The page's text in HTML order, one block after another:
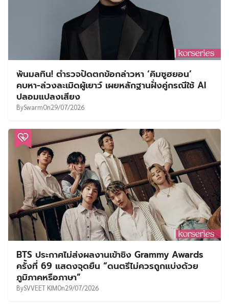
พ้นมลทิน! ตำรวจปัดตกข้อกล่าวหา ‘คิมซูฮยอน’
คบหา-ล่วงละเมิดผู้เยาว์ เผยหลักฐานฝั่งคู่กรณีใช้ AI
ปลอมแปลงเสียง
BySwarmOn29/07/2026
BTS ประกาศไม่ส่งผลงานเข้าชิง Grammy Awards
ครั้งที่ 69 แสดงจุดยืน “ดนตรีไม่ควรถูกแบ่งด้วย
ภูมิภาคหรือภาษา”
BySVVEET KIMOn29/07/2026